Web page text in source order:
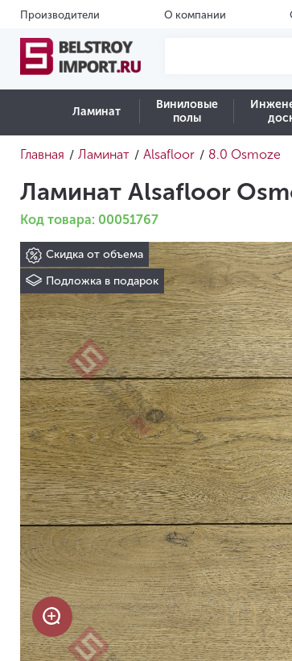
Производители О компании
Ламинат
Виниловые
полы
Главная / Ламинат / Alsafloor / 8.0 Osmoze
Ламинат Alsafloor
Код товара: 00051767
Скидка от объема
Подложка в подарок